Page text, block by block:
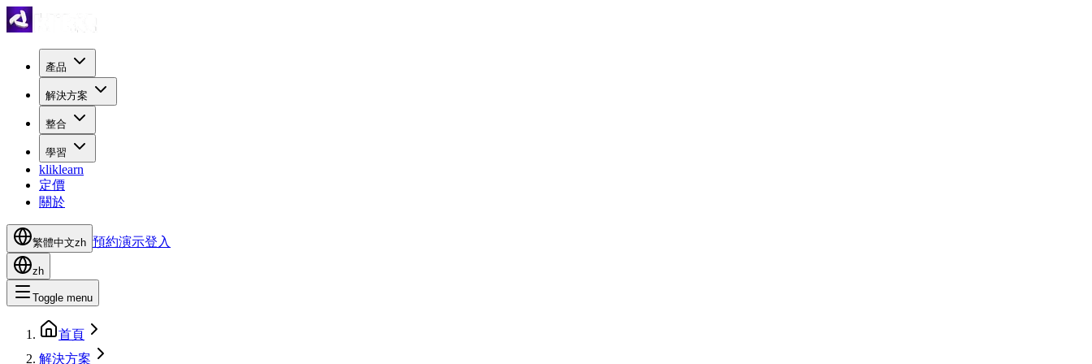
產品
解決方案
整合
學習
kliklearn
定價
關於
繁體中文zh 預約演示登入
zh
Toggle menu
首頁
解決方案